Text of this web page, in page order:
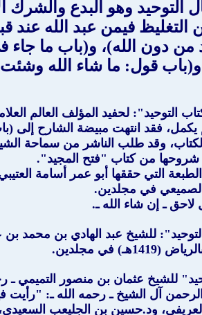
التوحيد وهو البدع
التغليظ فيمن عبد الله
من دون الله)، و(باب ما
قول: ما شاء الله
التوحيد
يكمل، فقد انتهت مبيضة الشارح
وقد طلب الناشر من سماحة
شروحها من كتاب "فتح المجيد".
التي حققها أبو عمر أسامة
في مجلدين.
ـ إن شاء الله ـ.
في مجلدين.
" للشيخ عثمان بن منصور التميمي ـ رحمه
آل الشيخ ـ رحمه الله ـ: "رأيت
ود.حسين بن الجليعب السعيدي،